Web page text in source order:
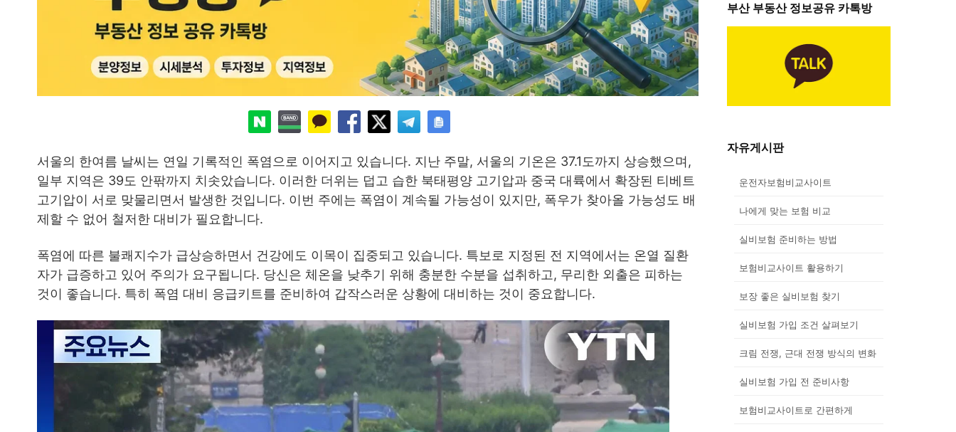
서울의 한여름 날씨는 연일 기록적인 폭염으로 이어지고 있습니다. 지난 주말, 서울의 기온은 37.1도까지 상승했으며,
일부 지역은 39도 안팎까지 치솟았습니다. 이러한 더위는 덥고 습한 북태평양 고기압과 중국 대륙에서 확장된 티베트
고기압이 서로 맞물리면서 발생한 것입니다. 이번 주에는 폭염이 계속될 가능성이 있지만, 폭우가 찾아올 가능성도 배
제할 수 없어 철저한 대비가 필요합니다.
폭염에 따른 불쾌지수가 급상승하면서 건강에도 이목이 집중되고 있습니다. 특보로 지정된 전 지역에서는 온열 질환
자가 급증하고 있어 주의가 요구됩니다. 당신은 체온을 낮추기 위해 충분한 수분을 섭취하고, 무리한 외출은 피하는
것이 좋습니다. 특히 폭염 대비 응급키트를 준비하여 갑작스러운 상황에 대비하는 것이 중요합니다.
부산 부동산 정보공유 카톡방
자유게시판
운전자보험비교사이트
나에게 맞는 보험 비교
실비보험 준비하는 방법
보험비교사이트 활용하기
보장 좋은 실비보험 찾기
실비보험 가입 조건 살펴보기
크림 전쟁, 근대 전쟁 방식의 변화
실비보험 가입 전 준비사항
보험비교사이트로 간편하게